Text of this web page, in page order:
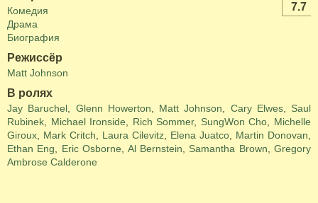
7.7
Комедия
Драма
Биография
Режиссёр
Matt Johnson
В ролях
Jay Baruchel Glenn Howerton Matt Johnson Cary Elwes, Saul
Rubinek
Michael Ironside Rich Sommer, SungWon Cho
Michelle
Giroux
Mark Critch Laura Cilevitz Elena Juatco Martin Donovan
Ethan Eng
Eric Osborne Al Bernstein Samantha Brown
Gregory
Ambrose Calderone